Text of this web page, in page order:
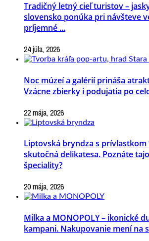
Tradičný letný cieľ turistov –
slovensko ponúka pri návšteve
príjemné ...
24 júla, 2026
Noc múzeí a galérií prináša
Vzácne zbierky i podujatia po
22 mája, 2026
Liptovská bryndza s prívlastkom
skutočná delikatesa. Poznáte
špeciality?
20 mája, 2026
Milka a MONOPOLY – ikonické
kampani. Nakupovanie mení na